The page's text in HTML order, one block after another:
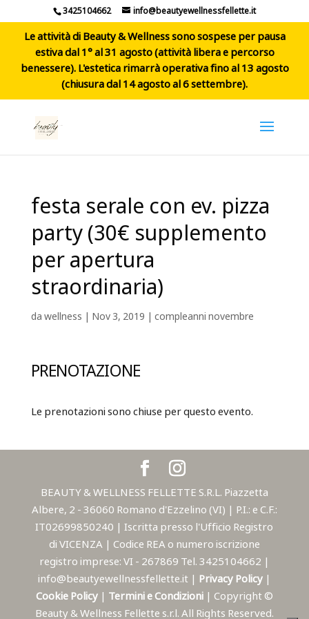
3425104662 info@beautyewellnessfellette.it
Le attività di Beauty & Wellness sono sospese per pausa
estiva dal 1° al 31 agosto (attività libera e percorso
benessere). L'estetica rimarrà operativa fino al 13 agosto
(chiusura dal 14 agosto al 6 settembre).
festa serale con ev. pizza
party (30€ supplemento
per apertura
straordinaria)
dawellness | Nov 3, 2019 | compleanni novembre
PRENOTAZIONE
Le prenotazioni sono chiuse per questo evento.
BEAUTY & WELLNESS FELLETTE S.R.L. Piazzetta
Albere, 2 - 36060 Romano d'Ezzelino (VI) | P.I.: e C.F.:
IT02699850240 | Iscritta presso l'Ufficio Registro
di VICENZA | Codice REA o numero iscrizione
registro imprese: VI - 267869 Tel. 3425104662 |
info@beautyewellnessfellette.it | Privacy Policy |
Cookie Policy | Termini e Condizioni | Copyright ©
Beauty & Wellness Fellette s.r.l. All Rights Reserved.